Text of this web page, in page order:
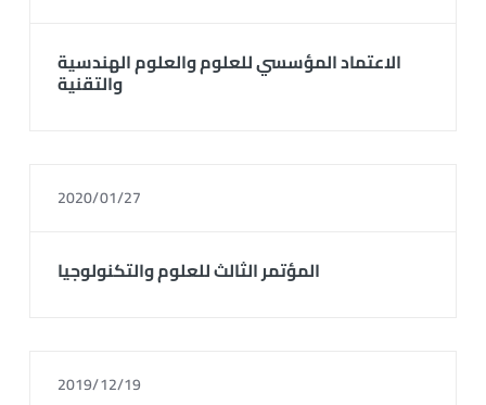
الاعتماد المؤسسي للعلوم والعلوم الهندسية
والتقنية
2020/01/27
المؤتمر الثالث للعلوم والتكنولوجيا
2019/12/19